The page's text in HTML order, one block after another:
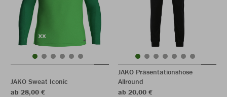
JAKO Sweat Iconic
ab 28,00 €
JAKO Präsentationshose
Allround
ab 20,00 €